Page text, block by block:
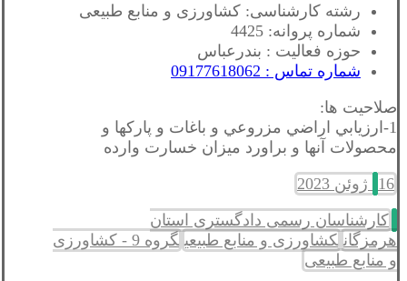
رشته کارشناسی: کشاورزی و منابع طبیعی
شماره پروانه: 4425
حوزه فعالیت : بندرعباس
شماره تماس : 09177618062
صلاحیت ها:
1-ارزيابي اراضي مزروعي و باغات و پاركها و
محصولات آنها و براورد ميزان خسارت وارده
16 ژوئن 2023
کارشناسان رسمی دادگستری استان
هرمزگان کشاورزی و منابع طبیعی
گروه 9 - کشاورزی
و منابع طبیعی